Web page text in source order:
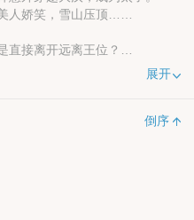
娇笑，雪山压顶……
接离开远离王位？
展开
倒序